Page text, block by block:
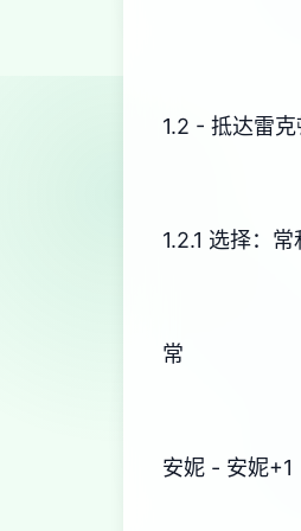
1.2 - 抵达雷克
1.2.1 选择：
常
安妮 - 安妮+1